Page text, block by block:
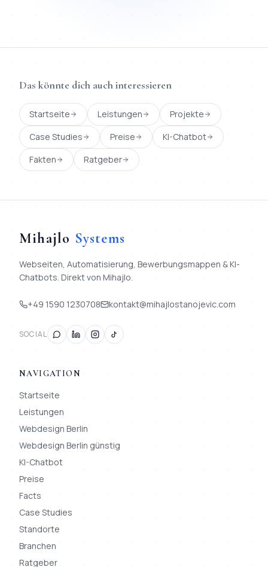
Das könnte dich auch interessieren
Startseite Leistungen
Projekte
Case Studies
Preise
KI-Chatbot
Fakten
Ratgeber
Mihajlo Systems
Webseiten, Automatisierung, Bewerbungsmappen & KI-
Chatbots. Direkt von Mihajlo.
+49 1590 1230708 kontakt@mihajlostanojevic.com
SOCIAL
NAVIGATION
Startseite
Leistungen
Webdesign Berlin
Webdesign Berlin günstig
KI-Chatbot
Preise
Facts
Case Studies
Standorte
Branchen
Ratgeber